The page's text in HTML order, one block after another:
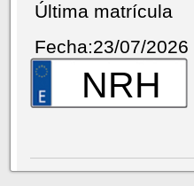
Última matrícula
Fecha:23/07/2026
NRH